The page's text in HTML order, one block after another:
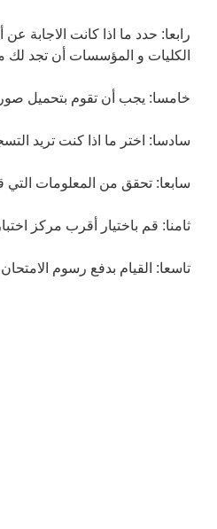
رابعا: حدد ما اذا كانت
الكليات و المؤسسات أن تجد لك
خامسا: يجب أن تقوم بتحميل
سادسا: اختر ما اذا كنت تريد
سابعا: تحقق من المعلومات التي
ثامنا: قم باختيار أقرب مركز
تاسعا: القيام بدفع رسوم الامتحان